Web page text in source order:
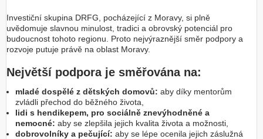
Investiční skupina DRFG, pocházející z Moravy, si plně
uvědomuje slavnou minulost, tradici a obrovský potenciál pro
budoucnost tohoto regionu. Proto nejvýraznější směr podpory a
rozvoje putuje právě na oblast Moravy.
Největší podpora je směřována na:
mladé dospělé z dětských domovů: aby díky mentorům
zvládli přechod do běžného života,
lidi s hendikepem, pro sociálně znevýhodněné a
nemocné: aby se zlepšila jejich kvalita života a možnosti,
dobrovolníky a pečující: aby se lépe ocenila jejich záslužná